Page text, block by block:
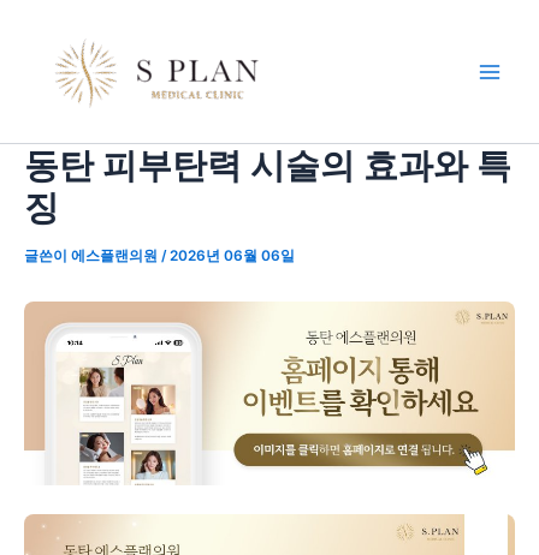
동탄 피부탄력 시술의 효과와 특
징
글쓴이 에스플랜의원 /2026년 06월 06일